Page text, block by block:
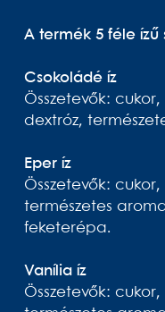
A termék 5 féle ízű
Csokoládé íz
Összetevők:
dextróz,
Eper íz
Összetevők: cukor,
természetes
feketerépa.
Vanília íz
Összetevők: cukor,